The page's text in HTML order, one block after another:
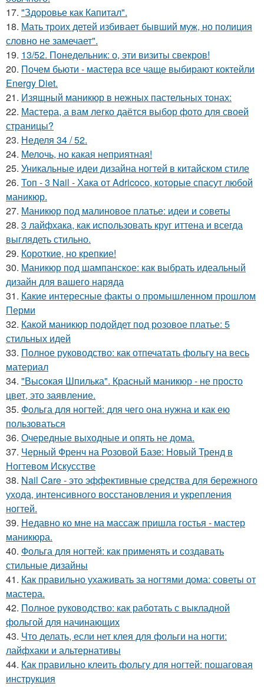
17. "Здоровье как Капитал".
18. Мать троих детей избивает бывший муж, но полиция
словно не замечает".
19. 13/52. Понедельник: о, эти визиты свекров!
20. Почем бьюти - мастера все чаще выбирают коктейли
Energy Diet.
21. Изящный маникюр в нежных пастельных тонах:
22. Мастера, а вам легко даётся выбор фото для своей
страницы?
23. Неделя 34 / 52.
24. Мелочь, но какая неприятная!
25. Уникальные идеи дизайна ногтей в китайском стиле
26. Топ - 3 Nail - Хака от Adricoco, которые спасут любой
маникюр.
27. Маникюр под малиновое платье: идеи и советы
28. 3 лайфхака, как использовать круг иттена и всегда
выглядеть стильно.
29. Короткие, но крепкие!
30. Маникюр под шампанское: как выбрать идеальный
дизайн для вашего наряда
31. Какие интересные факты о промышленном прошлом
Перми
32. Какой маникюр подойдет под розовое платье: 5
стильных идей
33. Полное руководство: как отпечатать фольгу на весь
материал
34. "Высокая Шпилька". Красный маникюр - не просто
цвет, это заявление.
35. Фольга для ногтей: для чего она нужна и как ею
пользоваться
36. Очередные выходные и опять не дома.
37. Черный Френч на Розовой Базе: Новый Тренд в
Ногтевом Искусстве
38. Nail Care - это эффективные средства для бережного
ухода, интенсивного восстановления и укрепления
ногтей.
39. Недавно ко мне на массаж пришла гостья - мастер
маникюра.
40. Фольга для ногтей: как применять и создавать
стильные дизайны
41. Как правильно ухаживать за ногтями дома: советы от
мастера.
42. Полное руководство: как работать с выкладной
фольгой для начинающих
43. Что делать, если нет клея для фольги на ногти:
лайфхаки и альтернативы
44. Как правильно клеить фольгу для ногтей: пошаговая
инструкция